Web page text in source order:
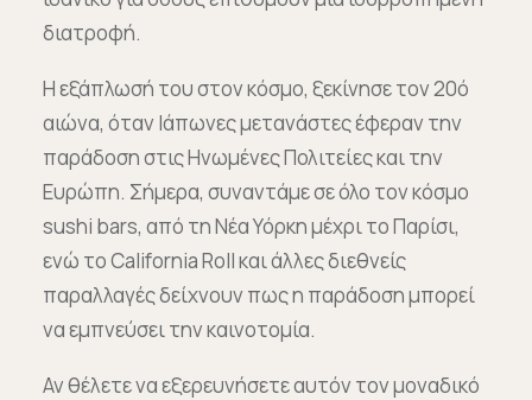
διατροφή.
Η εξάπλωσή του στον κόσμο, ξεκίνησε τον 20ό
αιώνα, όταν Ιάπωνες μετανάστες έφεραν την
παράδοση στις Ηνωμένες Πολιτείες και την
Ευρώπη. Σήμερα, συναντάμε σε όλο τον κόσμο
sushi bars, από τη Νέα Υόρκη μέχρι το Παρίσι,
ενώ το California Roll και άλλες διεθνείς
παραλλαγές δείχνουν πως η παράδοση μπορεί
να εμπνεύσει την καινοτομία.
Αν θέλετε να εξερευνήσετε αυτόν τον μοναδικό